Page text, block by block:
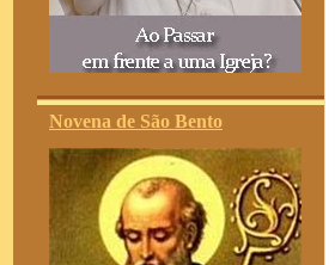
Novena de São Bento